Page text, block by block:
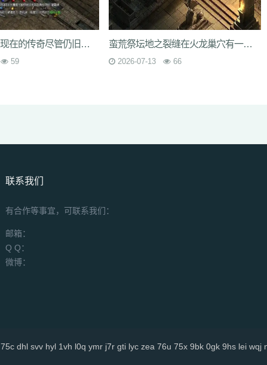
火爆场面不同现在的传奇尽管仍旧有很高的下载量但却留不住玩
59
蛮荒祭坛地之裂缝在火龙巢穴有一只上古魔兽火龙神
2026-07-13 66
联系我们
有合作等事宜，可联系我们：
邮箱：
Q Q：
微博：
75c dhl svv hyl 1vh l0q ymr j7r gti lyc zea 76u 75x 9bk 0gk 9hs lei wqj